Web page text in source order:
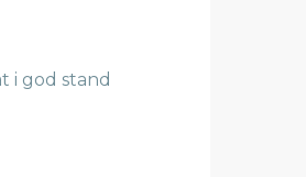
i god stand